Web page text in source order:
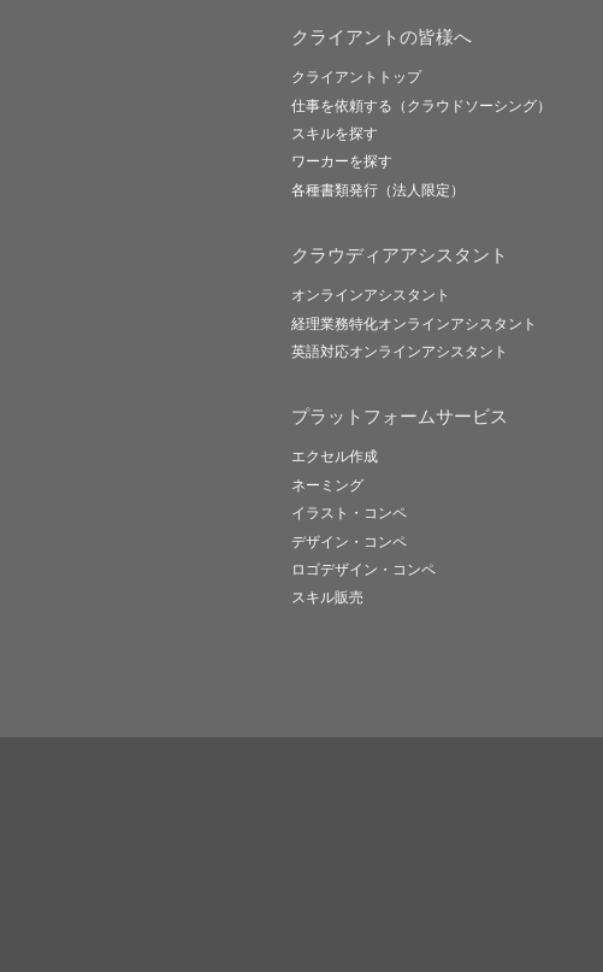
クライアントの皆様へ
クライアントトップ
仕事を依頼する（クラウドソーシング）
スキルを探す
ワーカーを探す
各種書類発行（法人限定）
クラウディアアシスタント
オンラインアシスタント
経理業務特化オンラインアシスタント
英語対応オンラインアシスタント
プラットフォームサービス
エクセル作成
ネーミング
イラスト・コンペ
デザイン・コンペ
ロゴデザイン・コンペ
スキル販売